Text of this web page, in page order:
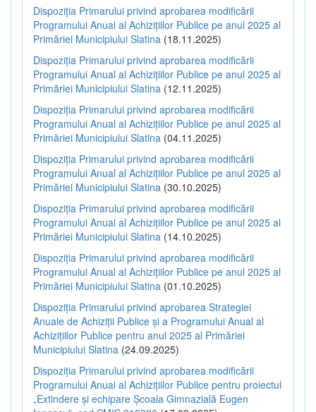
Dispoziția Primarului privind aprobarea modificării
Programului Anual al Achizițiilor Publice pe anul 2025 al
Primăriei Municipiului Slatina (18.11.2025)
Dispoziția Primarului privind aprobarea modificării
Programului Anual al Achizițiilor Publice pe anul 2025 al
Primăriei Municipiului Slatina (12.11.2025)
Dispoziția Primarului privind aprobarea modificării
Programului Anual al Achizițiilor Publice pe anul 2025 al
Primăriei Municipiului Slatina (04.11.2025)
Dispoziția Primarului privind aprobarea modificării
Programului Anual al Achizițiilor Publice pe anul 2025 al
Primăriei Municipiului Slatina (30.10.2025)
Dispoziția Primarului privind aprobarea modificării
Programului Anual al Achizițiilor Publice pe anul 2025 al
Primăriei Municipiului Slatina (14.10.2025)
Dispoziția Primarului privind aprobarea modificării
Programului Anual al Achizițiilor Publice pe anul 2025 al
Primăriei Municipiului Slatina (01.10.2025)
Dispoziția Primarului privind aprobarea Strategiei
Anuale de Achiziții Publice și a Programului Anual al
Achizițiilor Publice pentru anul 2025 al Primăriei
Municipiului Slatina (24.09.2025)
Dispoziția Primarului privind aprobarea modificării
Programului Anual al Achizițiilor Publice pentru proiectul
„Extindere și echipare Școala Gimnazială Eugen